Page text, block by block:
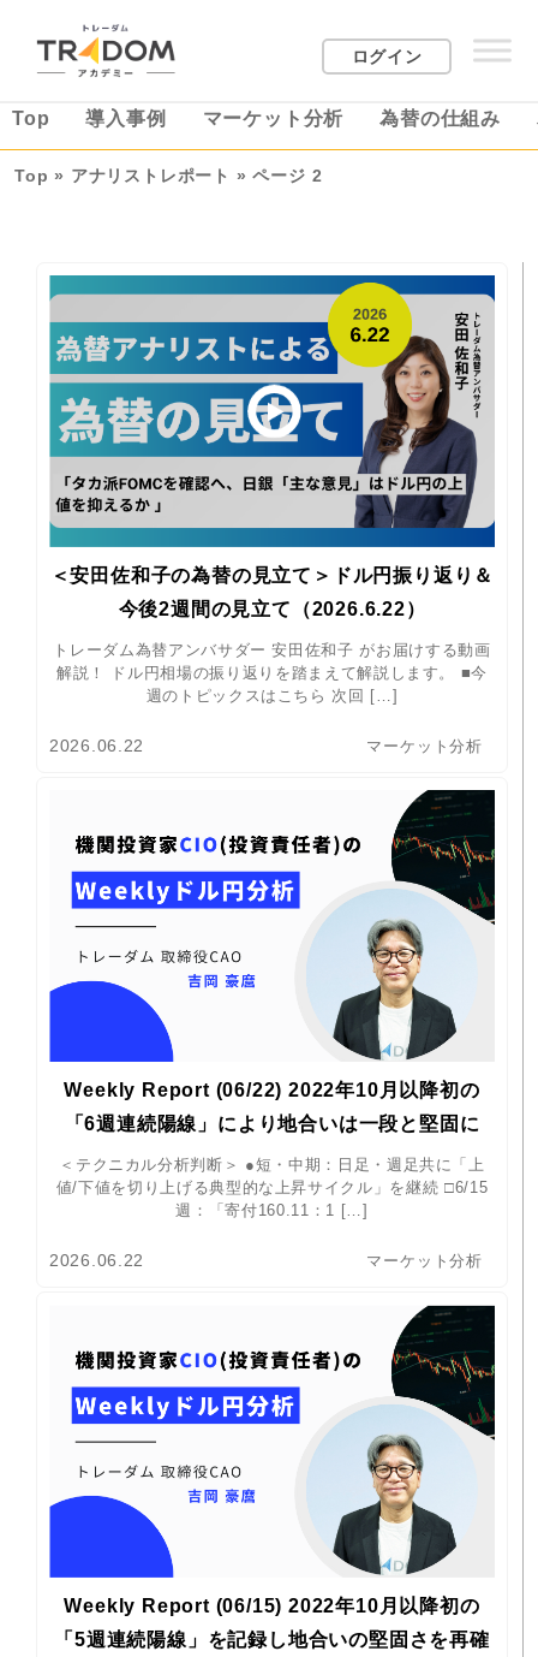
ログイン
Top 導入事例 マーケット分析 為替の仕組み
Top » アナリストレポート »ページ 2
＜安田佐和子の為替の見立て＞ドル円振り返り＆
今後2週間の見立て（2026.6.22）
トレーダム為替アンバサダー 安田佐和子 がお届けする動画
解説！ ドル円相場の振り返りを踏まえて解説します。 ■今
週のトピックスはこちら 次回 […]
2026.06.22 マーケット分析
Weekly Report (06/22) 2022年10月以降初の
「6週連続陽線」により地合いは一段と堅固に
＜テクニカル分析判断＞ ●短・中期：日足・週足共に「上
値/下値を切り上げる典型的な上昇サイクル」を継続 □6/15
週：「寄付160.11：1 […]
2026.06.22 マーケット分析
Weekly Report (06/15) 2022年10月以降初の
「5週連続陽線」を記録し地合いの堅固さを再確